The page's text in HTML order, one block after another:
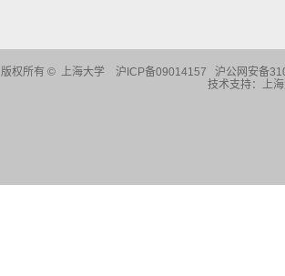
版权所有 © 上海大学
沪ICP备09014157 沪公网安备
技术支持：上